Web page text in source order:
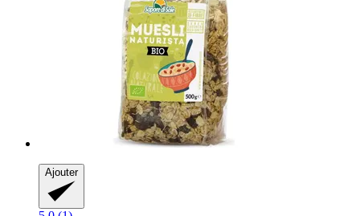
Ajouter